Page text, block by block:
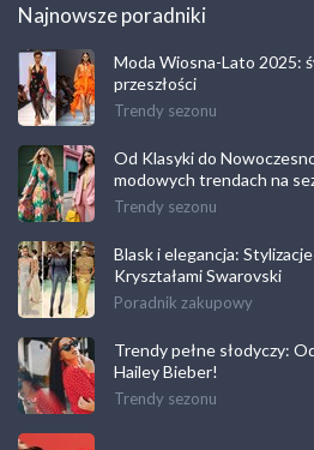
Najnowsze poradniki
Moda Wiosna-Lato 2025:
przeszłości
Trendy sezonu
Od Klasyki do
modowych trendach na
Trendy sezonu
Blask i elegancja:
Kryształami Swarovski
Poradnik zakupowy
Trendy pełne słodyczy:
Hailey Bieber!
Trendy sezonu